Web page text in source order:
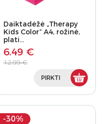
Daiktadėžė „Therapy
Kids Color” A4, rožinė,
plati…
6.49 €
12.99 €
PIRKTI
-30%